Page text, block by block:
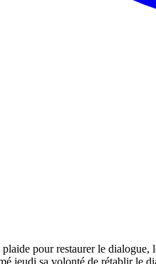
jeudi sa volonté de rétablir le